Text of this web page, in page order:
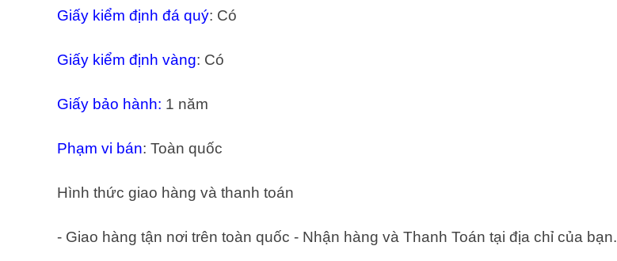
Giấy kiểm định đá quý: Có
Giấy kiểm định vàng: Có
Giấy bảo hành: 1 năm
Phạm vi bán: Toàn quốc
Hình thức giao hàng và thanh toán
- Giao hàng tận nơi trên toàn quốc - Nhận hàng và Thanh Toán tại địa chỉ của bạn.